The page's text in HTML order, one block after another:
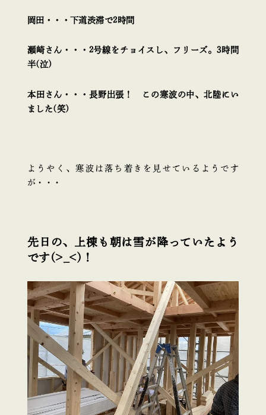
岡田・・・下道渋滞で2時間
瀬崎さん・・・2号線をチョイスし、フリーズ。3時間
半(泣)
本田さん・・・長野出張！ この寒波の中、北陸にい
ました(笑)
ようやく、寒波は落ち着きを見せているようです
が・・・
先日の、上棟も朝は雪が降っていたよう
です(>_<)！